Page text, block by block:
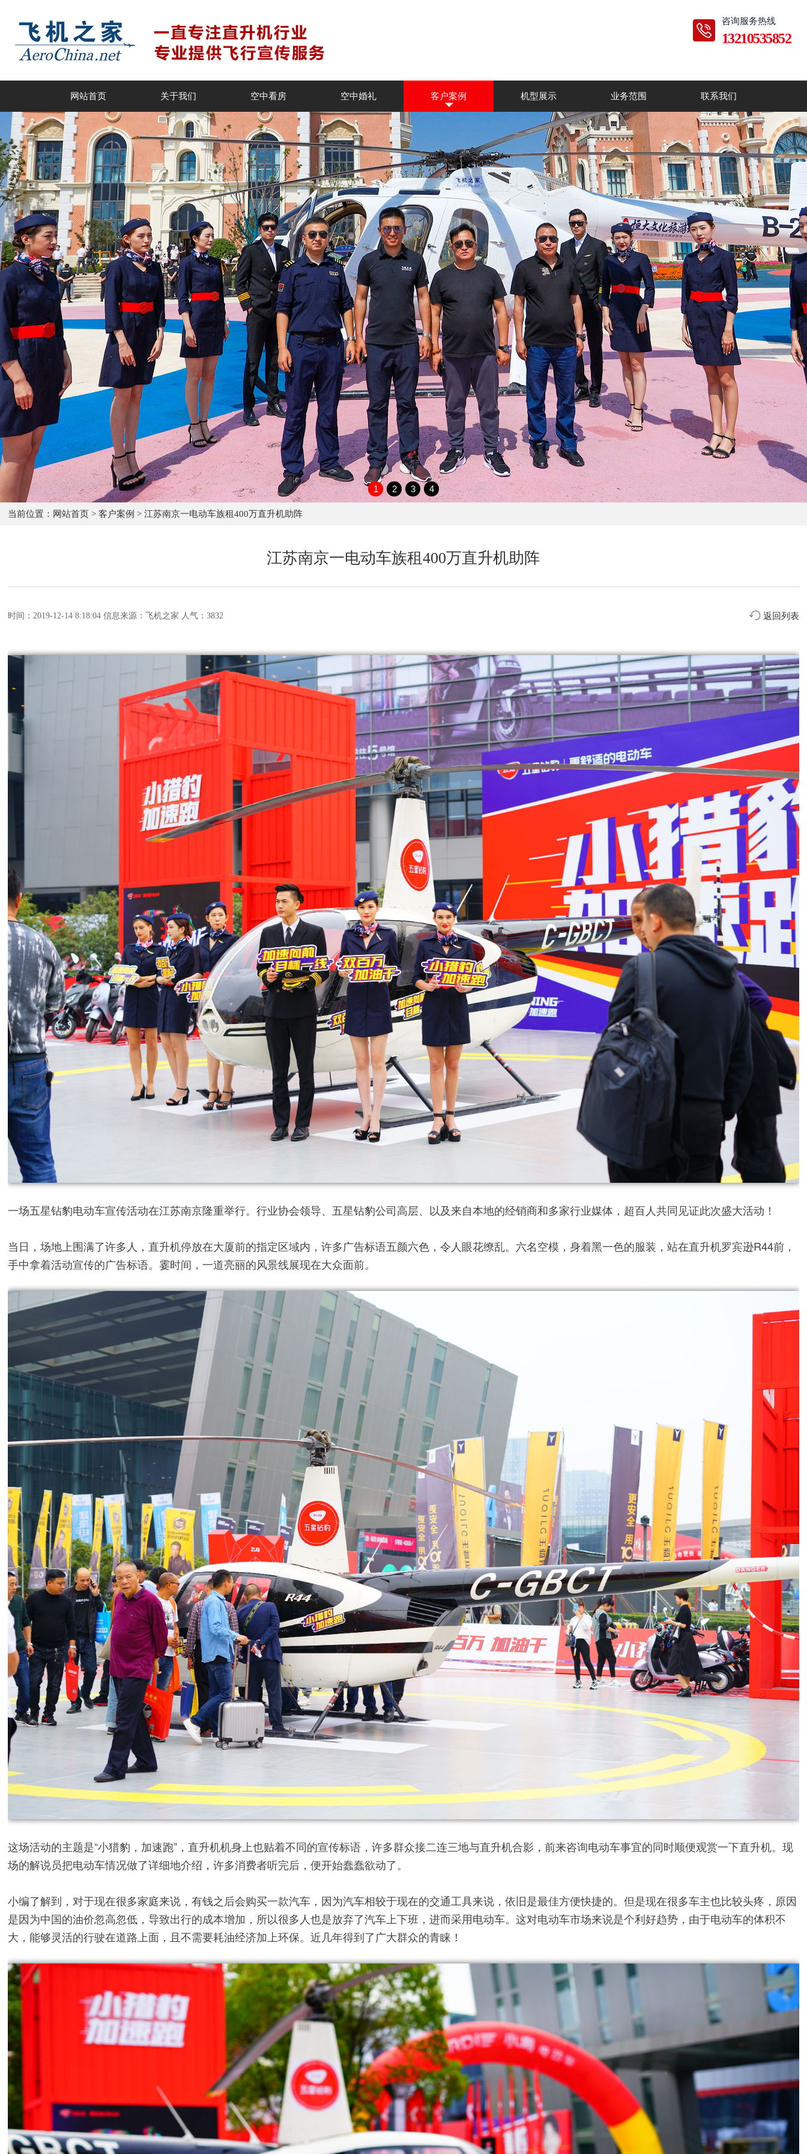
咨询服务热线
13210535852
网站首页 关于我们 空中看房 空中婚礼 客户案例 机型展示 业务范围 联系我们
1 2 3 4
当前位置： 网站首页 >客户案例 >江苏南京一电动车族租400万直升机助阵
江苏南京一电动车族租400万直升机助阵
返回列表
时间：2019-12-14 8:18:04 信息来源：飞机之家 人气：3832
一场五星钻豹电动车宣传活动在江苏南京隆重举行。行业协会领导、五星钻豹公司高层、以及来自本地的经销商和多家行业媒体，超百人共同见证此次盛大活动！
当日，场地上围满了许多人，直升机停放在大厦前的指定区域内，许多广告标语五颜六色，令人眼花缭乱。六名空模，身着黑一色的服装，站在直升机罗宾逊R44前，
手中拿着活动宣传的广告标语。霎时间，一道亮丽的风景线展现在大众面前。
这场活动的主题是“小猎豹，加速跑”，直升机机身上也贴着不同的宣传标语，许多群众接二连三地与直升机合影，前来咨询电动车事宜的同时顺便观赏一下直升机。现
场的解说员把电动车情况做了详细地介绍，许多消费者听完后，便开始蠢蠢欲动了。
小编了解到，对于现在很多家庭来说，有钱之后会购买一款汽车，因为汽车相较于现在的交通工具来说，依旧是最佳方便快捷的。但是现在很多车主也比较头疼，原因
是因为中国的油价忽高忽低，导致出行的成本增加，所以很多人也是放弃了汽车上下班，进而采用电动车。这对电动车市场来说是个利好趋势，由于电动车的体积不
大，能够灵活的行驶在道路上面，且不需要耗油经济加上环保。近几年得到了广大群众的青睐！